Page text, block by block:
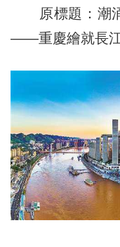
原標題：潮涌
——重慶繪就長